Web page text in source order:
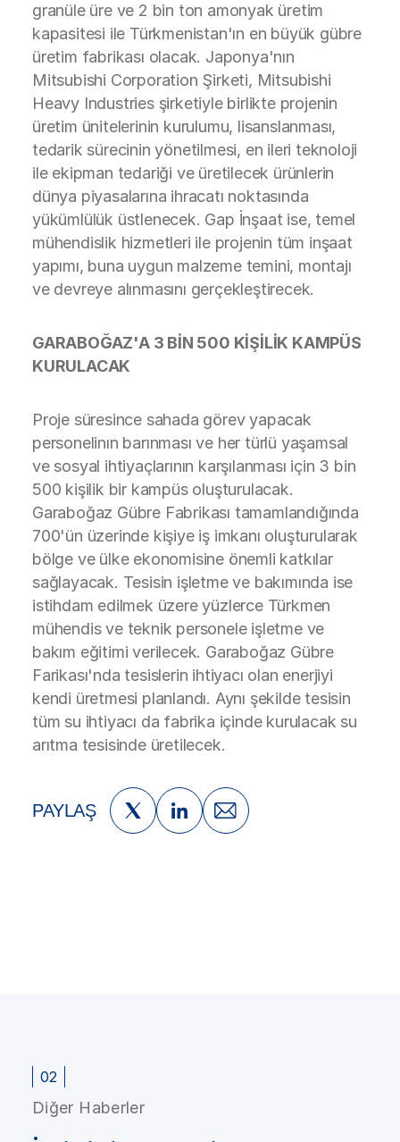
granüle üre ve 2 bin ton amonyak üretim
kapasitesi ile Türkmenistan'ın en büyük gübre
üretim fabrikası olacak. Japonya'nın
Mitsubishi Corporation Şirketi, Mitsubishi
Heavy Industries şirketiyle birlikte projenin
üretim ünitelerinin kurulumu, lisanslanması,
tedarik sürecinin yönetilmesi, en ileri teknoloji
ile ekipman tedariği ve üretilecek ürünlerin
dünya piyasalarına ihracatı noktasında
yükümlülük üstlenecek. Gap İnşaat ise, temel
mühendislik hizmetleri ile projenin tüm inşaat
yapımı, buna uygun malzeme temini, montajı
ve devreye alınmasını gerçekleştirecek.
GARABOĞAZ'A 3 BİN 500 KİŞİLİK KAMPÜS
KURULACAK
Proje süresince sahada görev yapacak
personelinın barınması ve her türlü yaşamsal
ve sosyal ihtiyaçlarının karşılanması için 3 bin
500 kişilik bir kampüs oluşturulacak.
Garaboğaz Gübre Fabrikası tamamlandığında
700'ün üzerinde kişiye iş imkanı oluşturularak
bölge ve ülke ekonomisine önemli katkılar
sağlayacak. Tesisin işletme ve bakımında ise
istihdam edilmek üzere yüzlerce Türkmen
mühendis ve teknik personele işletme ve
bakım eğitimi verilecek. Garaboğaz Gübre
Farikası'nda tesislerin ihtiyacı olan enerjiyi
kendi üretmesi planlandı. Aynı şekilde tesisin
tüm su ihtiyacı da fabrika içinde kurulacak su
arıtma tesisinde üretilecek.
PAYLAŞ
02
Diğer Haberler